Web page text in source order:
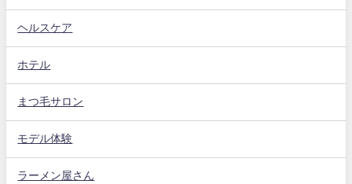
ヘルスケア
ホテル
まつ毛サロン
モデル体験
ラーメン屋さん